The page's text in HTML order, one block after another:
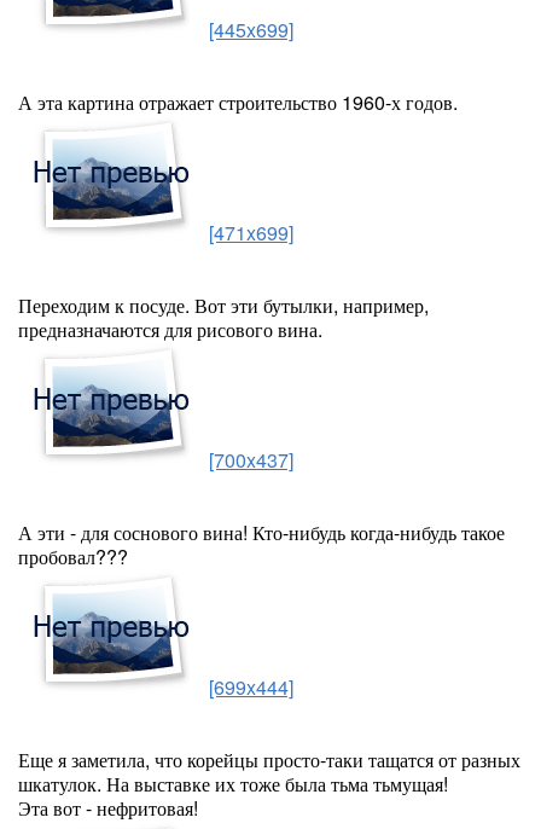
[445x699]
А эта картина отражает строительство 1960-х годов.
[471x699]
Переходим к посуде. Вот эти бутылки, например,
предназначаются для рисового вина.
[700x437]
А эти - для соснового вина! Кто-нибудь когда-нибудь такое
пробовал???
[699x444]
Еще я заметила, что корейцы просто-таки тащатся от разных
шкатулок. На выставке их тоже была тьма тьмущая!
Эта вот - нефритовая!